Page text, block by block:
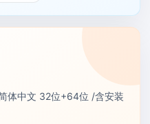
体中文 32位+64位 /含安装